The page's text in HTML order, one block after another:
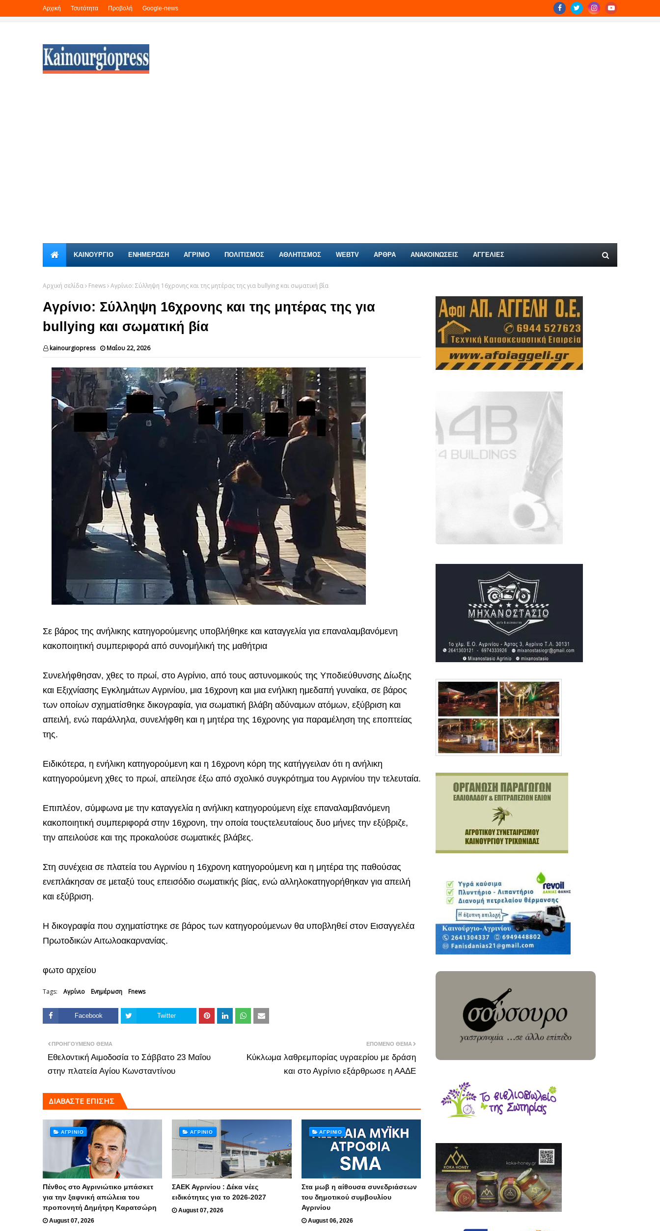
Αρχική Τσυτότητα Προβολή Google-news
ΚΑΙΝΟΎΡΓΙΟ ΕΝΗΜΕΡΩΣΗ ΑΓΡΙΝΙΟ ΠΟΛΙΤΙΣΜΟΣ ΑΘΛΗΤΙΣΜΟΣ WEBTV ΑΡΘΡΑ ΑΝΑΚΟΙΝΩΣΕΙΣ ΑΓΓΕΛΊΕΣ
Αρχική σελίδα Fnews Αγρίνιο: Σύλληψη 16χρονης και της μητέρας της για bullying και σωματική βία
Αγρίνιο: Σύλληψη 16χρονης και της μητέρας της για
bullying και σωματική βία
kainourgiopress Μαΐου 22, 2026
Σε βάρος της ανήλικης κατηγορούμενης υποβλήθηκε και καταγγελία για επαναλαμβανόμενη
κακοποιητική συμπεριφορά από συνομήλική της μαθήτρια
Συνελήφθησαν, χθες το πρωί, στο Αγρίνιο, από τους αστυνομικούς της Υποδιεύθυνσης Δίωξης
και Εξιχνίασης Εγκλημάτων Αγρινίου, μια 16χρονη και μια ενήλικη ημεδαπή γυναίκα, σε βάρος
των οποίων σχηματίσθηκε δικογραφία, για σωματική βλάβη αδύναμων ατόμων, εξύβριση και
απειλή, ενώ παράλληλα, συνελήφθη και η μητέρα της 16χρονης για παραμέληση της εποπτείας
της.
Ειδικότερα, η ενήλικη κατηγορούμενη και η 16χρονη κόρη της κατήγγειλαν ότι η ανήλικη
κατηγορούμενη χθες το πρωί, απείλησε έξω από σχολικό συγκρότημα του Αγρινίου την τελευταία.
Επιπλέον, σύμφωνα με την καταγγελία η ανήλικη κατηγορούμενη είχε επαναλαμβανόμενη
κακοποιητική συμπεριφορά στην 16χρονη, την οποία τουςτελευταίους δυο μήνες την εξύβριζε,
την απειλούσε και της προκαλούσε σωματικές βλάβες.
Στη συνέχεια σε πλατεία του Αγρινίου η 16χρονη κατηγορούμενη και η μητέρα της παθούσας
ενεπλάκησαν σε μεταξύ τους επεισόδιο σωματικής βίας, ενώ αλληλοκατηγορήθηκαν για απειλή
και εξύβριση.
Η δικογραφία που σχηματίστηκε σε βάρος των κατηγορούμενων θα υποβληθεί στον Εισαγγελέα
Πρωτοδικών Αιτωλοακαρνανίας.
φωτο αρχείου
Tags: Αγρίνιο Ενημέρωση Fnews
Facebook Twitter
ΕΠΌΜΕΝΟ ΘΈΜΑ
Κύκλωμα λαθρεμπορίας υγραερίου με δράση
και στο Αγρίνιο εξάρθρωσε η ΑΑΔΕ
ΠΡΟΗΓΟΎΜΕΝΟ ΘΈΜΑ
Εθελοντική Αιμοδοσία το Σάββατο 23 Μαΐου
στην πλατεία Αγίου Κωνσταντίνου
ΔΙΑΒΑΣΤΕ ΕΠΙΣΗΣ
ΑΓΡΊΝΙΟ
Πένθος στο Αγρινιώτικο μπάσκετ
για την ξαφνική απώλεια του
προπονητή Δημήτρη Καρατσώρη
August 07, 2026
ΑΓΡΊΝΙΟ
ΣΑΕΚ Αγρινίου : Δέκα νέες
ειδικότητες για το 2026-2027
August 07, 2026
ΑΓΡΊΝΙΟ
Στα μωβ η αίθουσα συνεδριάσεων
του δημοτικού συμβουλίου
Αγρινίου
August 06, 2026